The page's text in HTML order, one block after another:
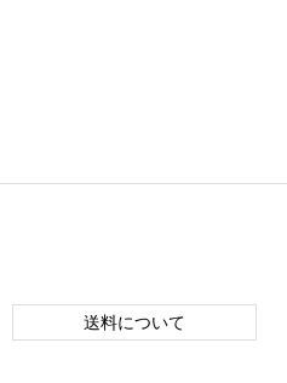
送料について